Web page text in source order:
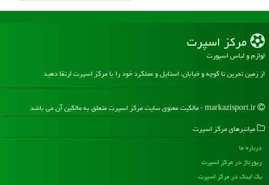
مركز اسپرت
لوازم و لباس اسپورت
از زمین تمرین تا کوچه و خیابان، استایل و عملکرد خود را با مرکز اسپرت ارتقا دهید
میانبرهای مركز اسپرت
درباره ما
رپورتاژ در مركز اسپرت
بک لینک در مركز اسپرت